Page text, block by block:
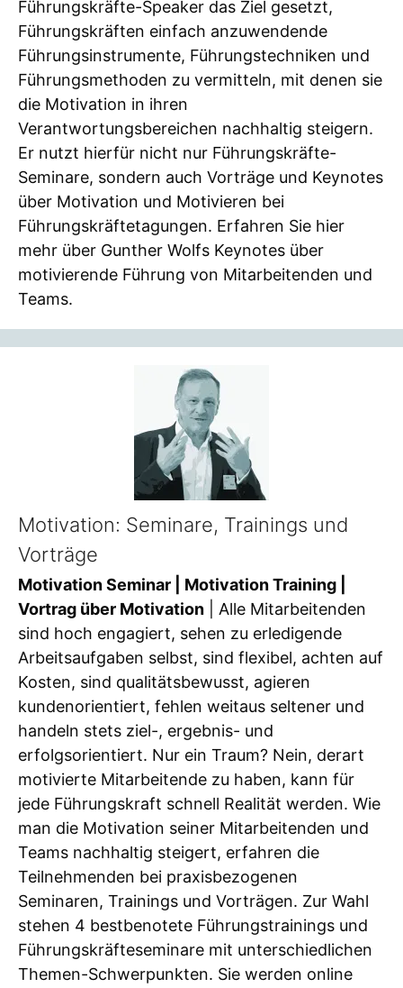
Führungskräfte-Speaker das Ziel gesetzt,
Führungskräften einfach anzuwendende
Führungsinstrumente, Führungstechniken und
Führungsmethoden zu vermitteln, mit denen sie
die Motivation in ihren
Verantwortungsbereichen nachhaltig steigern.
Er nutzt hierfür nicht nur Führungskräfte-
Seminare, sondern auch Vorträge und Keynotes
über Motivation und Motivieren bei
Führungskräftetagungen. Erfahren Sie hier
mehr über Gunther Wolfs Keynotes über
motivierende Führung von Mitarbeitenden und
Teams.
Motivation: Seminare, Trainings und
Vorträge
Motivation Seminar | Motivation Training |
Vortrag über Motivation | Alle Mitarbeitenden
sind hoch engagiert, sehen zu erledigende
Arbeitsaufgaben selbst, sind flexibel, achten auf
Kosten, sind qualitätsbewusst, agieren
kundenorientiert, fehlen weitaus seltener und
handeln stets ziel-, ergebnis- und
erfolgsorientiert. Nur ein Traum? Nein, derart
motivierte Mitarbeitende zu haben, kann für
jede Führungskraft schnell Realität werden. Wie
man die Motivation seiner Mitarbeitenden und
Teams nachhaltig steigert, erfahren die
Teilnehmenden bei praxisbezogenen
Seminaren, Trainings und Vorträgen. Zur Wahl
stehen 4 bestbenotete Führungstrainings und
Führungskräfteseminare mit unterschiedlichen
Themen-Schwerpunkten. Sie werden online